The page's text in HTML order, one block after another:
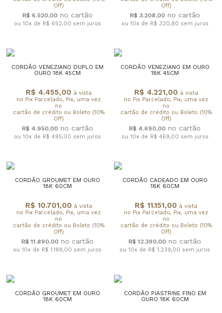
Off)
R$ 6.520,00
ou 10x de R$ 652,00 sem juros
Off)
R$ 3.208,00
ou 10x de R$ 320,80 sem juros
CORDÃO VENEZIANO DUPLO EM
OURO 18K 45CM
R$ 4.455,00 à vista
no Pix Parcelado, Pix, uma vez
no
cartão de crédito ou Boleto (10%
Off)
R$ 4.950,00
ou 10x de R$ 495,00 sem juros
CORDÃO VENEZIANO EM OURO
18K 45CM
R$ 4.221,00 à vista
no Pix Parcelado, Pix, uma vez
no
cartão de crédito ou Boleto (10%
Off)
R$ 4.690,00
ou 10x de R$ 469,00 sem juros
CORDÃO GROUMET EM OURO
18K 60CM
R$ 10.701,00 à vista
no Pix Parcelado, Pix, uma vez
no
cartão de crédito ou Boleto (10%
Off)
R$ 11.890,00
ou 10x de R$ 1.189,00 sem juros
CORDÃO CADEADO EM OURO
18K 60CM
R$ 11.151,00 à vista
no Pix Parcelado, Pix, uma vez
no
cartão de crédito ou Boleto (10%
Off)
R$ 12.390,00
ou 10x de R$ 1.239,00 sem juros
CORDÃO GROUMET EM OURO
18K 60CM
CORDÃO PIASTRINE FINO EM
OURO 18K 60CM